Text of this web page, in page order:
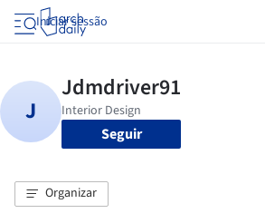
Iniciar sessão
Seguir
Organizar